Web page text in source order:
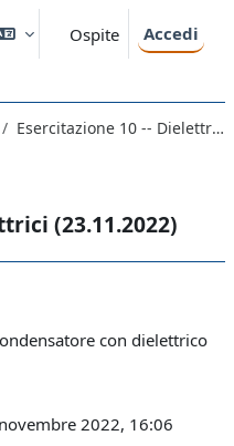
Ospite Accedi
Esercitazione 10 -- Dielettrici (23.11.2022)
(23.11.2022)
con dielettrico
2022, 16:06